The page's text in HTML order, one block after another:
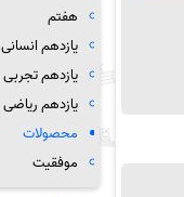
هفتم
یازدهم انسانی
یازدهم تجربی
یازدهم ریاضی
محصولات
موفقیت